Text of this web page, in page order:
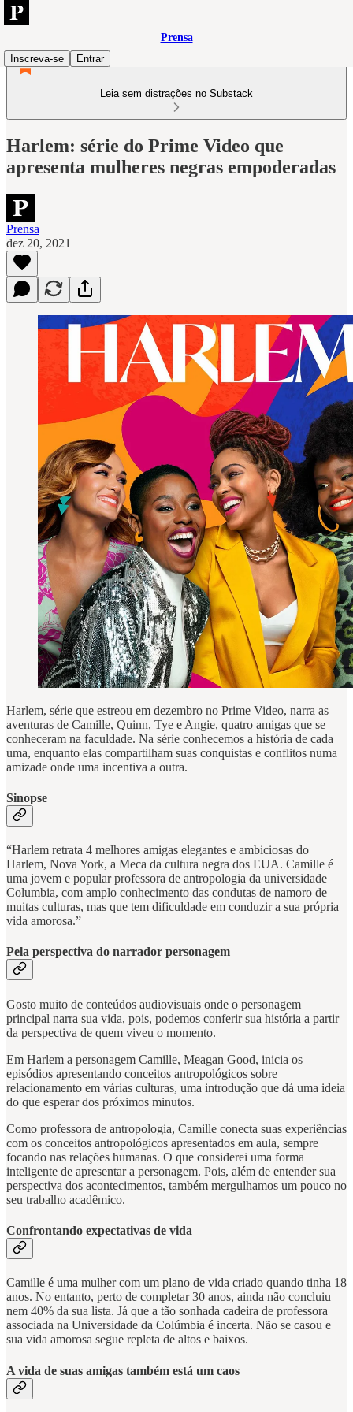
Prensa
Inscreva-se
Entrar
Leia sem distrações no Substack
Harlem: série do Prime Video que
apresenta mulheres negras empoderadas
Prensa
dez 20, 2021
Harlem, série que estreou em dezembro no Prime Video, narra as
aventuras de Camille, Quinn, Tye e Angie, quatro amigas que se
conheceram na faculdade. Na série conhecemos a história de cada
uma, enquanto elas compartilham suas conquistas e conflitos numa
amizade onde uma incentiva a outra.
Sinopse
“Harlem retrata 4 melhores amigas elegantes e ambiciosas do
Harlem, Nova York, a Meca da cultura negra dos EUA. Camille é
uma jovem e popular professora de antropologia da universidade
Columbia, com amplo conhecimento das condutas de namoro de
muitas culturas, mas que tem dificuldade em conduzir a sua própria
vida amorosa.”
Pela perspectiva do narrador personagem
Gosto muito de conteúdos audiovisuais onde o personagem
principal narra sua vida, pois, podemos conferir sua história a partir
da perspectiva de quem viveu o momento.
Em Harlem a personagem Camille, Meagan Good, inicia os
episódios apresentando conceitos antropológicos sobre
relacionamento em várias culturas, uma introdução que dá uma ideia
do que esperar dos próximos minutos.
Como professora de antropologia, Camille conecta suas experiências
com os conceitos antropológicos apresentados em aula, sempre
focando nas relações humanas. O que considerei uma forma
inteligente de apresentar a personagem. Pois, além de entender sua
perspectiva dos acontecimentos, também mergulhamos um pouco no
seu trabalho acadêmico.
Confrontando expectativas de vida
Camille é uma mulher com um plano de vida criado quando tinha 18
anos. No entanto, perto de completar 30 anos, ainda não concluiu
nem 40% da sua lista. Já que a tão sonhada cadeira de professora
associada na Universidade da Colúmbia é incerta. Não se casou e
sua vida amorosa segue repleta de altos e baixos.
A vida de suas amigas também está um caos